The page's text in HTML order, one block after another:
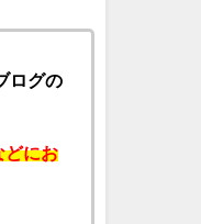
ログの
どにお